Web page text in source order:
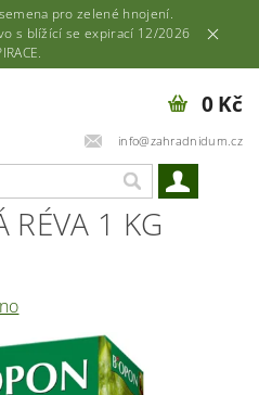
pro zelené hnojení.
s blížící se expirací 12/2026
info@zahradnidum.cz
0 Kč
RÉVA 1 KG